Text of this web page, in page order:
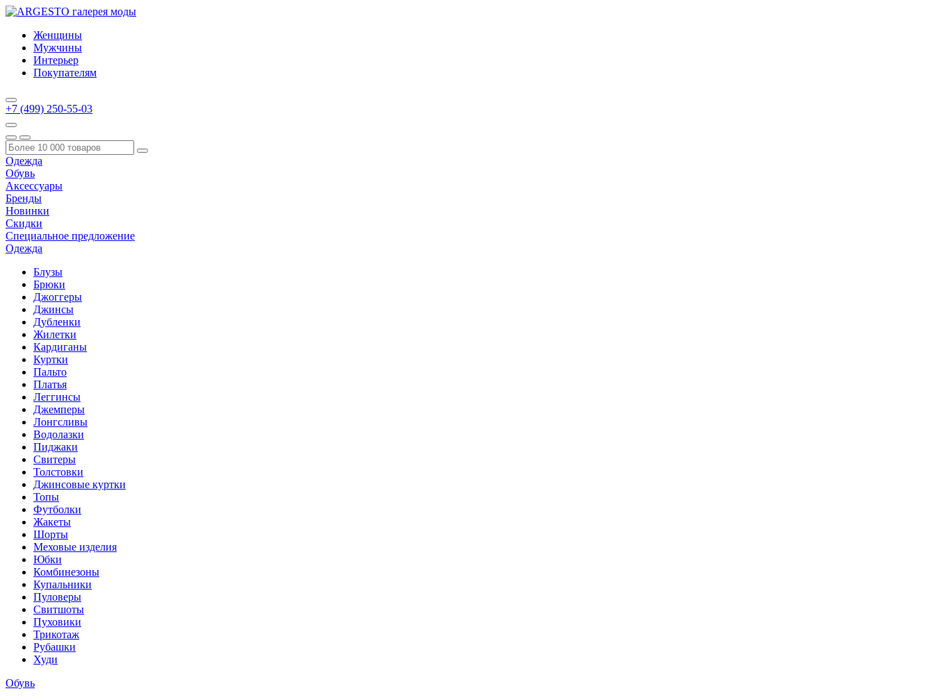
Женщины
Мужчины
Интерьер
Покупателям
+7 (499) 250-55-03
Одежда
Обувь
Аксессуары
Бренды
Новинки
Скидки
Специальное предложение
Одежда
Блузы
Брюки
Джоггеры
Джинсы
Дубленки
Жилетки
Кардиганы
Куртки
Пальто
Платья
Леггинсы
Джемперы
Лонгсливы
Водолазки
Пиджаки
Свитеры
Толстовки
Джинсовые куртки
Топы
Футболки
Жакеты
Шорты
Меховые изделия
Юбки
Комбинезоны
Купальники
Пуловеры
Свитшоты
Пуховики
Трикотаж
Рубашки
Худи
Обувь